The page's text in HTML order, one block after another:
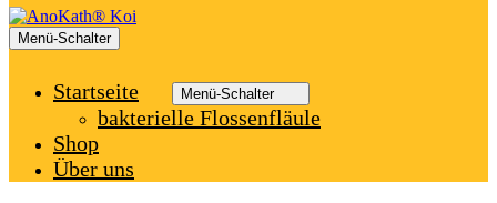
Menü-Schalter
Startseite Menü-Schalter
bakterielle Flossenfläule
Shop
Über uns